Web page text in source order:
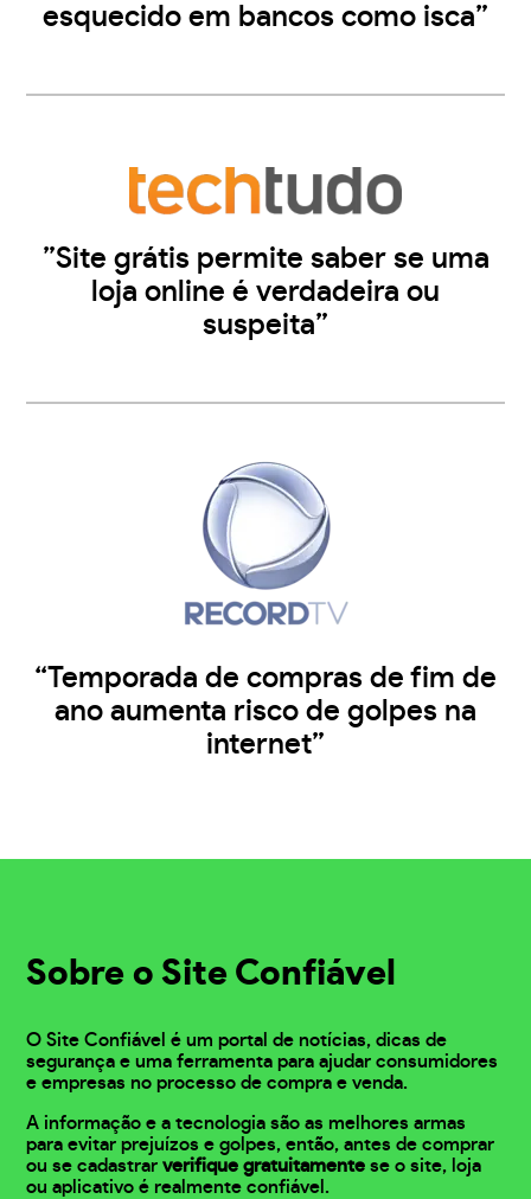
esquecido em bancos como isca”
”Site grátis permite saber se uma
loja online é verdadeira ou
suspeita”
“Temporada de compras de fim de
ano aumenta risco de golpes na
internet”
Sobre o Site Confiável
O Site Confiável é um portal de notícias, dicas de
segurança e uma ferramenta para ajudar consumidores
e empresas no processo de compra e venda.
A informação e a tecnologia são as melhores armas
para evitar prejuízos e golpes, então, antes de comprar
ou se cadastrarverifique gratuitamente se o site, loja
ou aplicativo é realmente confiável.